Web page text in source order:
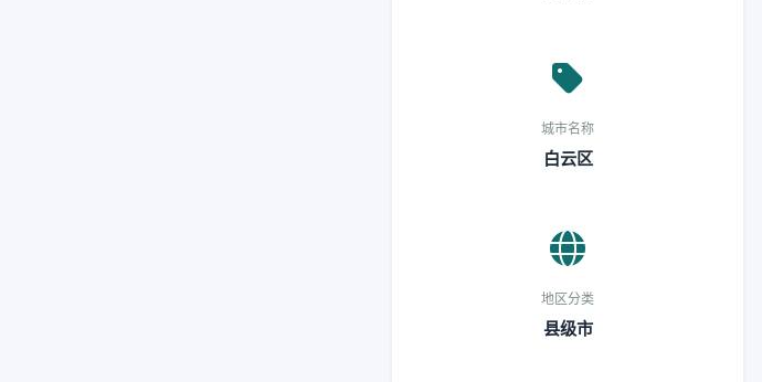
城市名称
白云区
地区分类
县级市